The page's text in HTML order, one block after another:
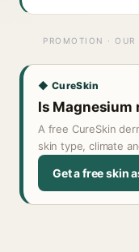
PROMOTION ·
◆ CureSkin
Is Magnesium
A free CureSkin
skin type, climate
Get a free skin